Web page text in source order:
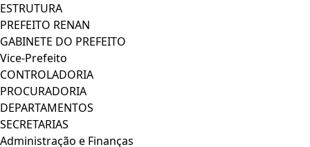
ESTRUTURA
PREFEITO RENAN
GABINETE DO PREFEITO
Vice-Prefeito
CONTROLADORIA
PROCURADORIA
DEPARTAMENTOS
SECRETARIAS
Administração e Finanças